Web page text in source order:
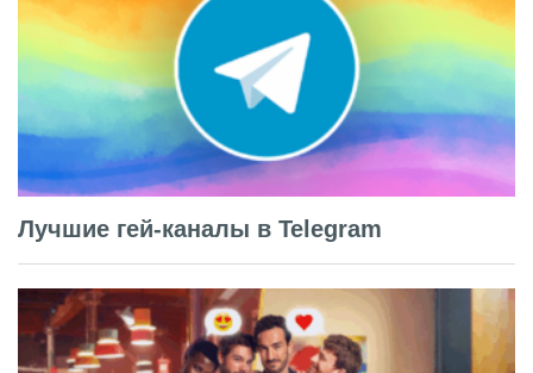
Лучшие гей-каналы в Telegram